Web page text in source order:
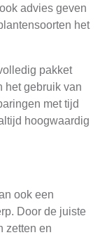
advies geven
het
pakket
het gebruik van
met tijd
hoogwaardig
ook een
Door de juiste
zetten en